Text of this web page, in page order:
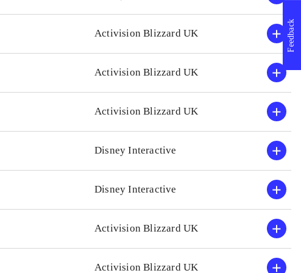
Activision Blizzard UK
Activision Blizzard UK
Activision Blizzard UK
Disney Interactive
Disney Interactive
Activision Blizzard UK
Activision Blizzard UK
Feedback